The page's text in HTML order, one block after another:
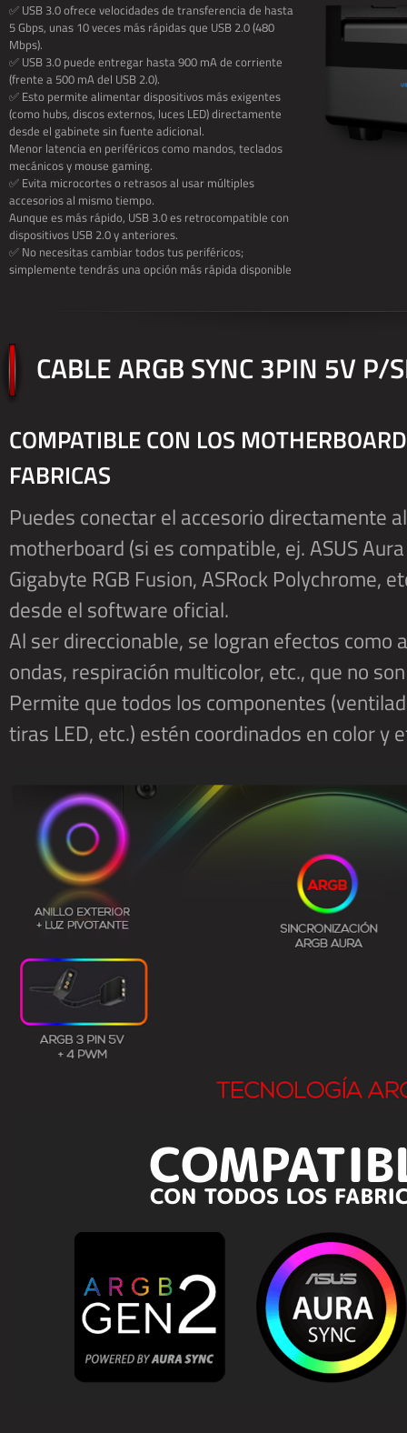
✅ USB 3.0 ofrece velocidades de transferencia de hasta
5 Gbps, unas 10 veces más rápidas que USB 2.0 (480
Mbps).
✅ USB 3.0 puede entregar hasta 900 mA de corriente
(frente a 500 mA del USB 2.0).
✅ Esto permite alimentar dispositivos más exigentes
(como hubs, discos externos, luces LED) directamente
desde el gabinete sin fuente adicional.
Menor latencia en periféricos como mandos, teclados
mecánicos y mouse gaming.
✅ Evita microcortes o retrasos al usar múltiples
accesorios al mismo tiempo.
Aunque es más rápido, USB 3.0 es retrocompatible con
dispositivos USB 2.0 y anteriores.
✅ No necesitas cambiar todos tus periféricos;
simplemente tendrás una opción más rápida disponible
CABLE ARGB SYNC 3PIN 5V P/
COMPATIBLE CON LOS
FABRICAS
Puedes conectar el accesorio directamente
motherboard (si es compatible, ej. ASUS
Gigabyte RGB Fusion, ASRock Polychrome,
desde el software oficial.
Al ser direccionable, se logran efectos como
ondas, respiración multicolor, etc., que no
Permite que todos los componentes
tiras LED, etc.) estén coordinados en color y